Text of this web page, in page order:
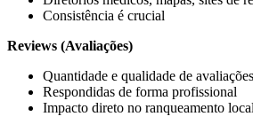
Consistência é crucial
Reviews (Avaliações)
Quantidade e qualidade de
Respondidas de forma profissional
Impacto direto no ranqueamento local